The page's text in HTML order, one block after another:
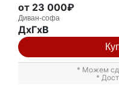
от 23 000₽
Диван-софа
ДxГxВ
* Можем
*